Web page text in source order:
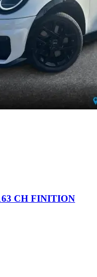
CH FINITION